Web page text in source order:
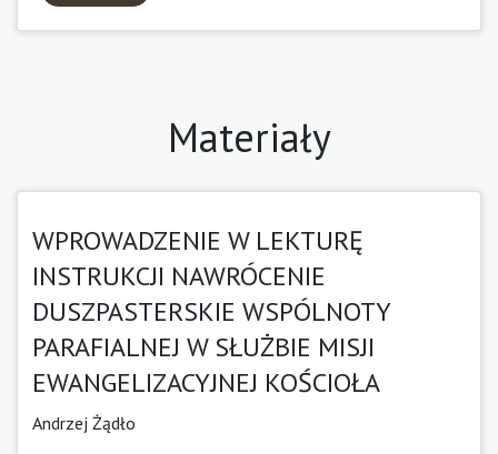
Materiały
WPROWADZENIE W LEKTURĘ
INSTRUKCJI NAWRÓCENIE
DUSZPASTERSKIE WSPÓLNOTY
PARAFIALNEJ W SŁUŻBIE MISJI
EWANGELIZACYJNEJ KOŚCIOŁA
Andrzej Żądło